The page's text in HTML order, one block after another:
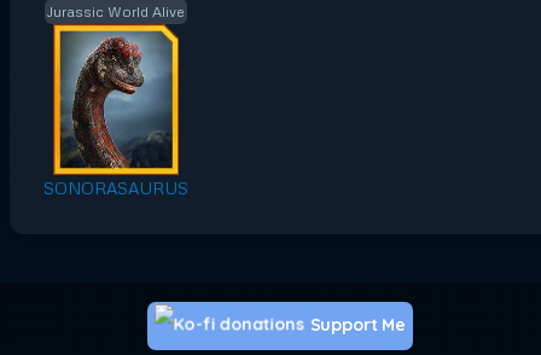
Jurassic World Alive
SONORASAURUS
Support Me